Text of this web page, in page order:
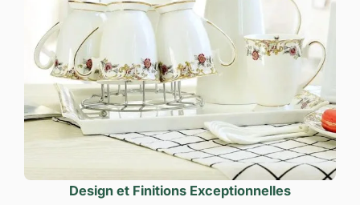
Design et Finitions Exceptionnelles